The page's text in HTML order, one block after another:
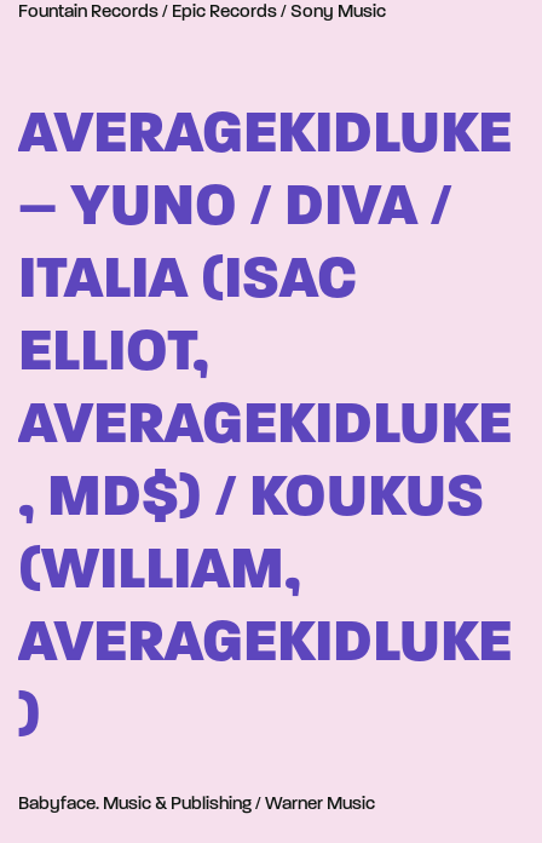
Fountain Records / Epic Records / Sony Music
AVERAGEKIDLUKE
– YUNO / DIVA /
ITALIA (ISAC
ELLIOT,
AVERAGEKIDLUKE
, MD$) / KOUKUS
(WILLIAM,
AVERAGEKIDLUKE
)
Babyface. Music & Publishing / Warner Music